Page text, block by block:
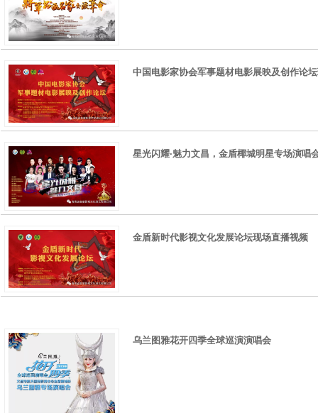
中国电影家协会军事题材电影展映及创作论
星光闪耀·魅力文昌，金盾椰城明星专场演唱
金盾新时代影视文化发展论坛现场直播视频
乌兰图雅花开四季全球巡演演唱会